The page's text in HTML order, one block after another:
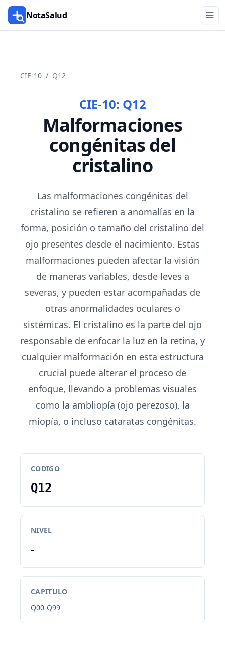
NotaSalud
CIE-10 / Q12
CIE-10: Q12
Malformaciones
congénitas del
cristalino
Las malformaciones congénitas del
cristalino se refieren a anomalías en la
forma, posición o tamaño del cristalino del
ojo presentes desde el nacimiento. Estas
malformaciones pueden afectar la visión
de maneras variables, desde leves a
severas, y pueden estar acompañadas de
otras anormalidades oculares o
sistémicas. El cristalino es la parte del ojo
responsable de enfocar la luz en la retina, y
cualquier malformación en esta estructura
crucial puede alterar el proceso de
enfoque, llevando a problemas visuales
como la ambliopía (ojo perezoso), la
miopía, o incluso cataratas congénitas.
CODIGO
Q12
NIVEL
-
CAPITULO
Q00-Q99